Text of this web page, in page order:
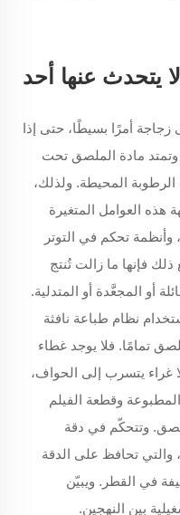
يتحدث عنها أحد
أمرًا بسيطًا، حتى إذا
مادة الملصق تحت
الرطوبة المحيطة. ولذلك،
العوامل المتغيرة
تحكم في التوتر
فإنها ما زالت تُنتج
أو المجعَّدة أو المتدلية.
نظام طباعة نافثة
تمامًا. فلا يوجد غطاء
غراء يتسرب إلى الحواف،
وقطعة الفيلم
وتتحكّم في دقة
والتي تحافظ على الدقة
في القطر. ويبيّن
بين النهجين.